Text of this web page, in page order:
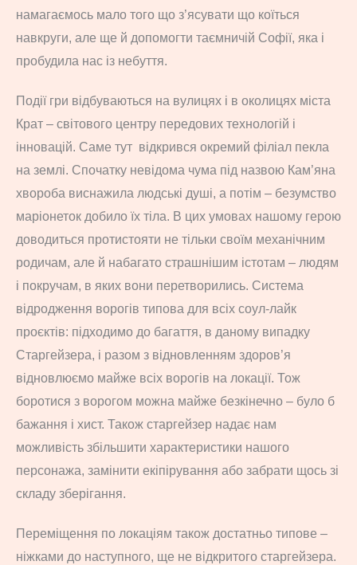
намагаємось мало того що з’ясувати що коїться
навкруги, але ще й допомогти таємничій Софії, яка і
пробудила нас із небуття.
Події гри відбуваються на вулицях і в околицях міста
Крат – світового центру передових технологій і
інновацій. Саме тут відкрився окремий філіал пекла
на землі. Спочатку невідома чума під назвою Кам’яна
хвороба виснажила людські душі, а потім – безумство
маріонеток добило їх тіла. В цих умовах нашому герою
доводиться протистояти не тільки своїм механічним
родичам, але й набагато страшнішим істотам – людям
і покручам, в яких вони перетворились. Система
відродження ворогів типова для всіх соул-лайк
проєктів: підходимо до багаття, в даному випадку
Старгейзера, і разом з відновленням здоров’я
відновлюємо майже всіх ворогів на локації. Тож
боротися з ворогом можна майже безкінечно – було б
бажання і хист. Також старгейзер надає нам
можливість збільшити характеристики нашого
персонажа, замінити екіпірування або забрати щось зі
складу зберігання.
Переміщення по локаціям також достатньо типове –
ніжками до наступного, ще не відкритого старгейзера.